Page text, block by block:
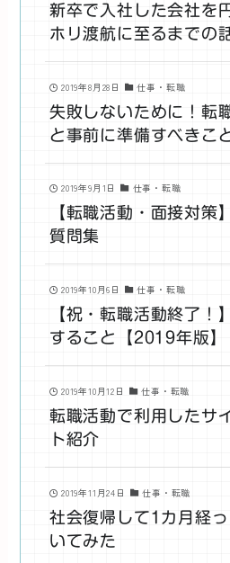
新卒で入社した会社を
ホリ渡航に至るまでの
2019年8月28日 仕事・転職
失敗しないために！転
と事前に準備すべきこ
2019年9月1日 仕事・転職
【転職活動・面接対策
質問集
2019年10月6日 仕事・転職
【祝・転職活動終了！
すること【2019年版】
2019年10月12日 仕事・転職
転職活動で利用したサ
ト紹介
2019年11月24日 仕事・転職
社会復帰して1カ月経
いてみた